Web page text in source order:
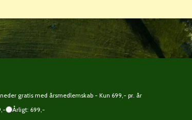
gratis med årsmedlemskab - Kun 699,- pr. år
Årligt: 699,-